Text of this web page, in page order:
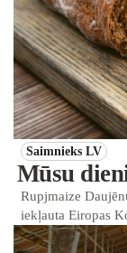
Saimnieks LV
Mūsu
Rupjmaize
iekļauta Eiropas